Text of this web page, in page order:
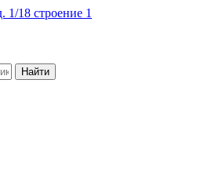
1/18 строение 1
Найти